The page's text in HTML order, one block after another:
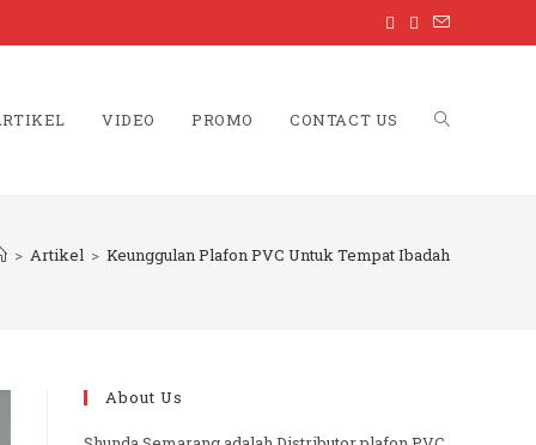
VIDEO PROMO CONTACT US TOGGLE
> Artikel > Keunggulan Plafon PVC Untuk Tempat Ibadah
About Us